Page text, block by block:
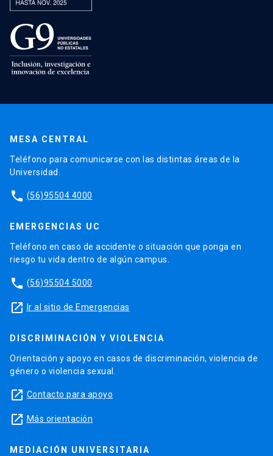
MESA CENTRAL
Teléfono para comunicarse con las distintas áreas de la
Universidad.
phone (56)95504 4000
EMERGENCIAS UC
Teléfono en caso de accidente o situación que ponga en
riesgo tu vida dentro de algún campus.
phone (56)95504 5000
launch Ir al sitio de Emergencias
DISCRIMINACIÓN Y VIOLENCIA
Orientación y apoyo en casos de discriminación, violencia de
género o violencia sexual.
launch Contacto para apoyo
launch Más orientación
MEDIACIÓN UNIVERSITARIA